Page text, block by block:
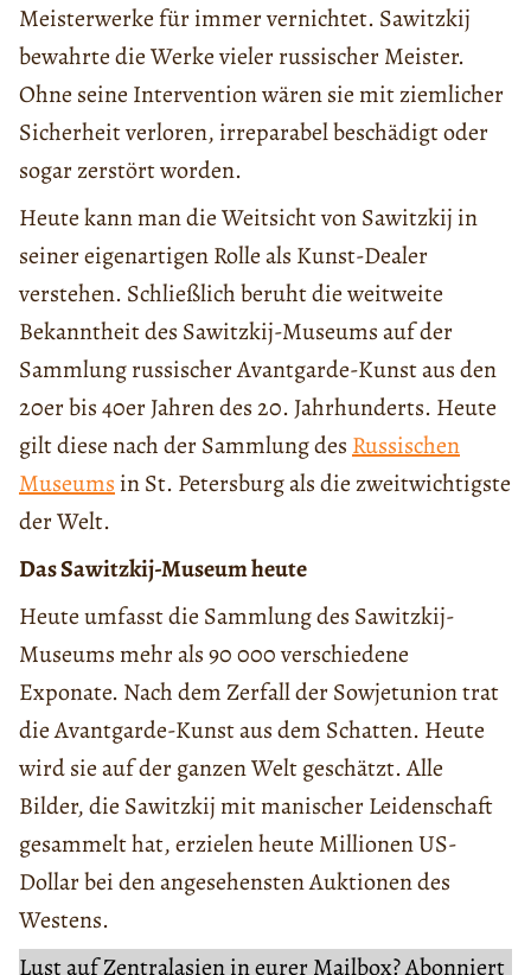
Meisterwerke für immer vernichtet. Sawitzkij
bewahrte die Werke vieler russischer Meister.
Ohne seine Intervention wären sie mit ziemlicher
Sicherheit verloren, irreparabel beschädigt oder
sogar zerstört worden.
Heute kann man die Weitsicht von Sawitzkij in
seiner eigenartigen Rolle als Kunst-Dealer
verstehen. Schließlich beruht die weitweite
Bekanntheit des Sawitzkij-Museums auf der
Sammlung russischer Avantgarde-Kunst aus den
20er bis 40er Jahren des 20. Jahrhunderts. Heute
gilt diese nach der Sammlung des Russischen
Museums in St. Petersburg als die zweitwichtigste
der Welt.
Das Sawitzkij-Museum heute
Heute umfasst die Sammlung des Sawitzkij-
Museums mehr als 90 000 verschiedene
Exponate. Nach dem Zerfall der Sowjetunion trat
die Avantgarde-Kunst aus dem Schatten. Heute
wird sie auf der ganzen Welt geschätzt. Alle
Bilder, die Sawitzkij mit manischer Leidenschaft
gesammelt hat, erzielen heute Millionen US-
Dollar bei den angesehensten Auktionen des
Westens.
Lust auf Zentralasien in eurer Mailbox? Abonniert